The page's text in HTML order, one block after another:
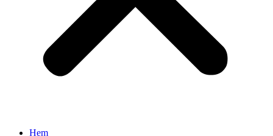
Hem